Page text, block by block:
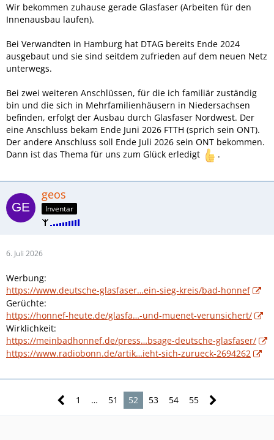
Wir bekommen zuhause gerade Glasfaser (Arbeiten für den
Innenausbau laufen).
Bei Verwandten in Hamburg hat DTAG bereits Ende 2024
ausgebaut und sie sind seitdem zufrieden auf dem neuen Netz
unterwegs.
Bei zwei weiteren Anschlüssen, für die ich familiär zuständig
bin und die sich in Mehrfamilienhäusern in Niedersachsen
befinden, erfolgt der Ausbau durch Glasfaser Nordwest. Der
eine Anschluss bekam Ende Juni 2026 FTTH (sprich sein ONT).
Der andere Anschluss soll Ende Juli 2026 sein ONT bekommen.
Dann ist das Thema für uns zum Glück erledigt
.
geos
Inventar
6. Juli 2026
Werbung:
https://www.deutsche-glasfaser…ein-sieg-kreis/bad-honnef
Gerüchte:
https://honnef-heute.de/glasfa…-und-muenet-verunsichert/
Wirklichkeit:
https://meinbadhonnef.de/press…bsage-deutsche-glasfaser/
https://www.radiobonn.de/artik…ieht-sich-zurueck-2694262
1 … 51 52 53 54 55